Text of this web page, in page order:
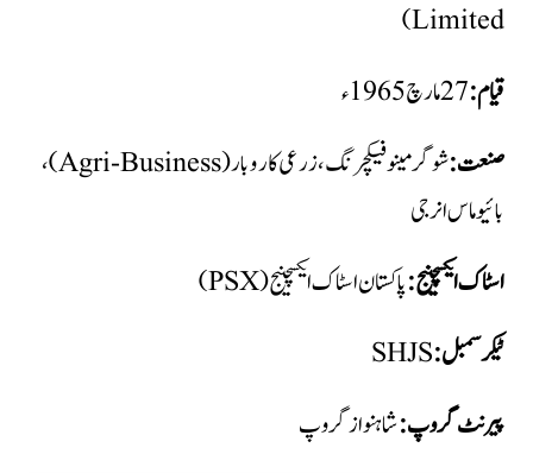
Limited)
قیام:
صنعت:
شوگر مینوفیکچرنگ، زرعی کاروبار (Agri-Business)،
بائیو ماس انرجی
اسٹاک ایکسچینج:پاکستان اسٹاک ایکسچینج (PSX)
ٹیکر سمبل:
پیرنٹ گروپ:شاہنواز گروپ